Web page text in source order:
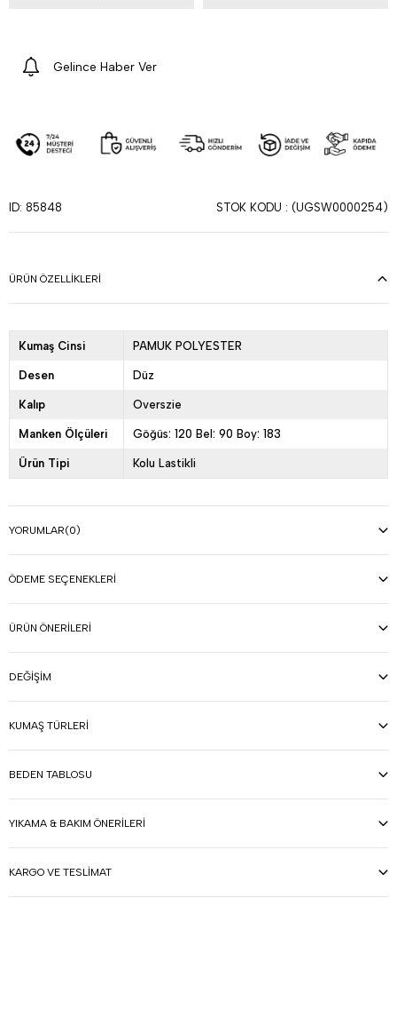
Gelince Haber Ver
ID: 85848 STOK KODU (UGSW0000254)
ÜRÜN ÖZELLIKLERI
Kumaş Cinsi PAMUK POLYESTER
Desen Düz
Kalıp Overszie
Manken Ölçüleri Göğüs: 120 Bel: 90 Boy: 183
Ürün Tipi Kolu Lastikli
YORUMLAR(0)
ÖDEME SEÇENEKLERI
ÜRÜN ÖNERILERI
DEĞIŞIM
KUMAŞ TÜRLERI
BEDEN TABLOSU
YIKAMA & BAKIM ÖNERILERI
KARGO VE TESLIMAT